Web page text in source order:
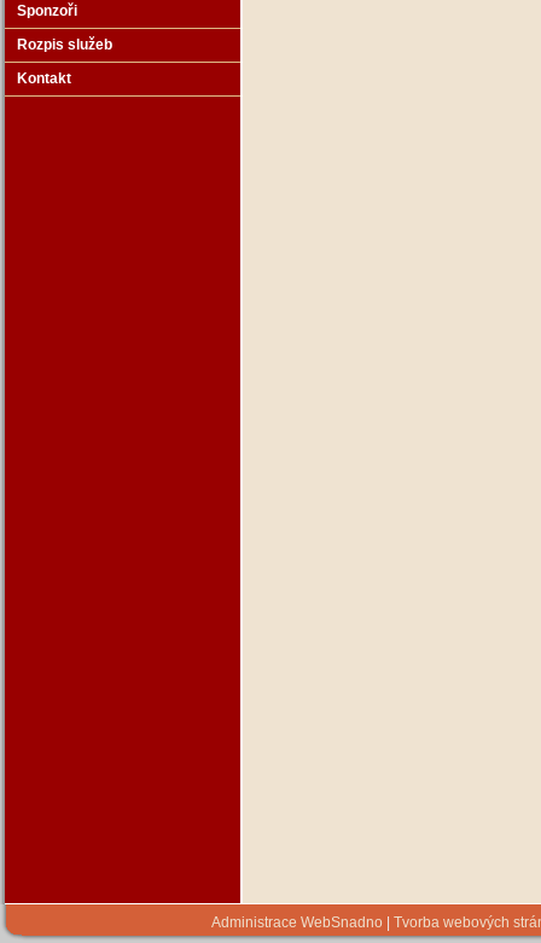
Sponzoři
Rozpis služeb
Kontakt
Administrace WebSnadno Tvorba webových